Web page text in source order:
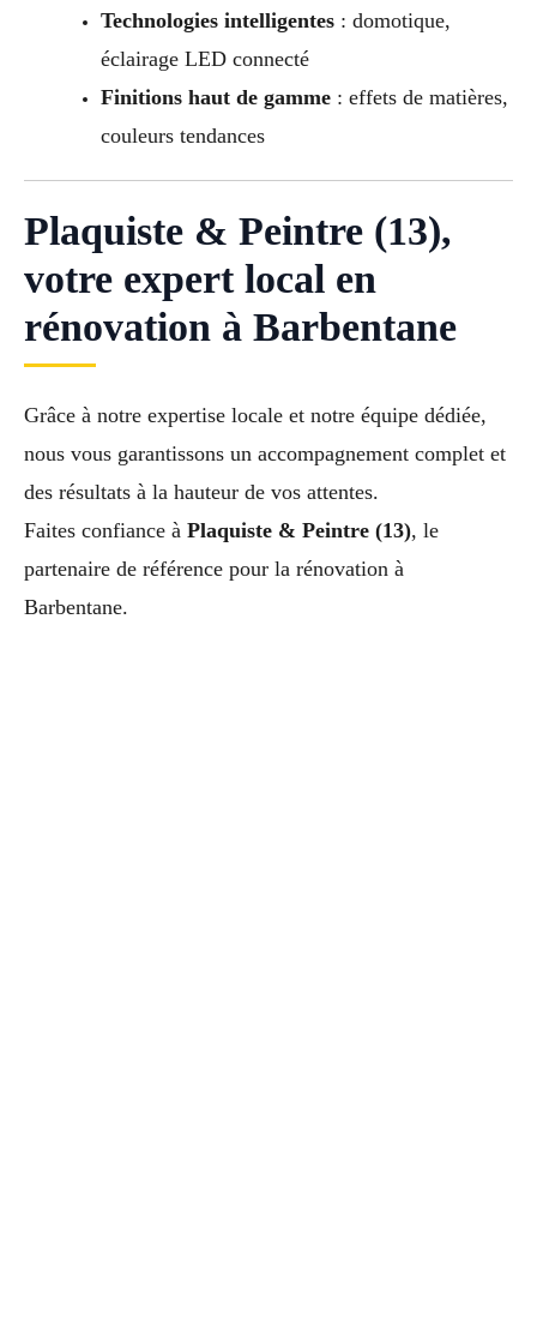
Technologies intelligentes: domotique,
éclairage LED connecté
Finitions haut de gamme: effets de matières,
couleurs tendances
Plaquiste & Peintre (13),
votre expert local en
rénovation à Barbentane
Grâce à notre expertise locale et notre équipe dédiée,
nous vous garantissons un accompagnement complet et
des résultats à la hauteur de vos attentes.
Faites confiance à Plaquiste & Peintre (13), le
partenaire de référence pour la rénovation à
Barbentane.